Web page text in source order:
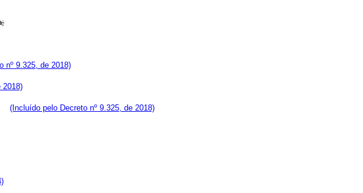
nº 9.325, de 2018)
2018)
(Incluído pelo Decreto nº 9.325, de 2018)